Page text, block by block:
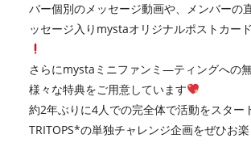
バー個別のメッセージ動画や、メンバーの
ッセージ入りmystaオリジナルポストカー
さらにmystaミニファンミ―ティングへの無
様々な特典をご用意しています
約2年ぶりに4人での完全体で活動をスター
TRITOPS*の単独チャレンジ企画をぜひお